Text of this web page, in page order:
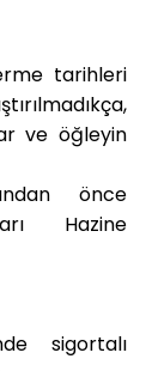
tarihleri
ve öğleyin
önce
Hazine
sigortalı